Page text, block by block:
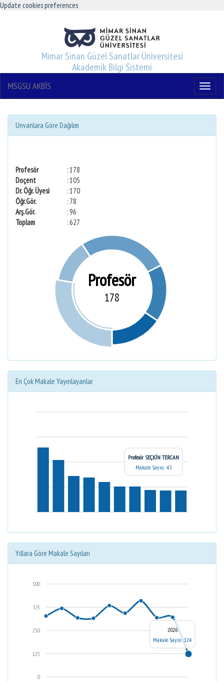
Update cookies preferences
Mimar Sinan Güzel Sanatlar Üniversitesi
Akademik Bilgi Sistemi
Menu
MSGSU AKBİS
Unvanlara Göre Dağılım
Profesör
: 178
Doçent
: 105
Dr. Öğr. Üyesi
: 170
Öğr.Gör.
: 78
Arş.Gör.
: 96
Toplam
: 627
Profesör
178
En Çok Makale Yayınlayanlar
Profesör SEÇKİN TERCAN
Makale Sayısı: 43
Yıllara Göre Makale Sayıları
0
125
250
375
500
2026
Makale Sayısı: 124